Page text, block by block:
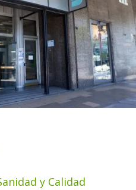
y Calidad